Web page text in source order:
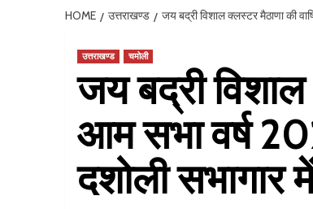
HOME उत्तराखण्ड जय बद्री विशाल क्लस्टर मैठाणा की
उत्तराखण्ड चमोली
जय बद्री विशाल
आम सभा वर्ष
दशोली